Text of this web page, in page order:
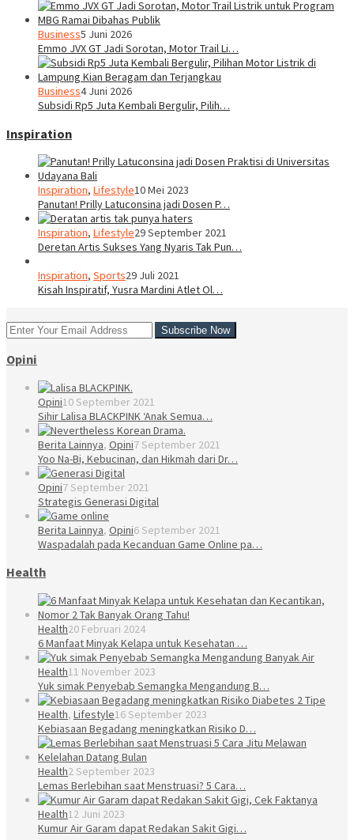
Business5 Juni 2026
Emmo JVX GT Jadi Sorotan, Motor Trail Li…
Business4 Juni 2026
Subsidi Rp5 Juta Kembali Bergulir, Pilih…
Inspiration
Inspiration, Lifestyle10 Mei 2023
Panutan! Prilly Latuconsina jadi Dosen P…
Inspiration, Lifestyle29 September 2021
Deretan Artis Sukses Yang Nyaris Tak Pun…
Inspiration, Sports29 Juli 2021
Kisah Inspiratif, Yusra Mardini Atlet Ol…
Opini
Opini10 September 2021
Sihir Lalisa BLACKPINK ‘Anak Semua…
Berita Lainnya, Opini7 September 2021
Yoo Na-Bi, Kebucinan, dan Hikmah dari Dr…
Opini7 September 2021
Strategis Generasi Digital
Berita Lainnya, Opini6 September 2021
Waspadalah pada Kecanduan Game Online pa…
Health
Health20 Februari 2024
6 Manfaat Minyak Kelapa untuk Kesehatan …
Health11 November 2023
Yuk simak Penyebab Semangka Mengandung B…
Health, Lifestyle16 September 2023
Kebiasaan Begadang meningkatkan Risiko D…
Health2 September 2023
Lemas Berlebihan saat Menstruasi? 5 Cara…
Health12 Juni 2023
Kumur Air Garam dapat Redakan Sakit Gigi…